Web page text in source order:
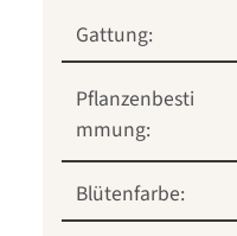
Gattung:
Pflanzenbesti
mmung:
Blütenfarbe: